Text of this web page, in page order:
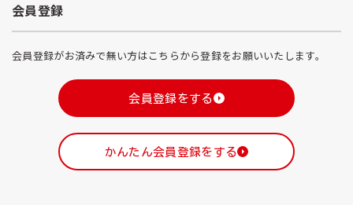
会員登録
会員登録がお済みで無い方はこちらから登録をお願いいたします。
会員登録をする
かんたん会員登録をする